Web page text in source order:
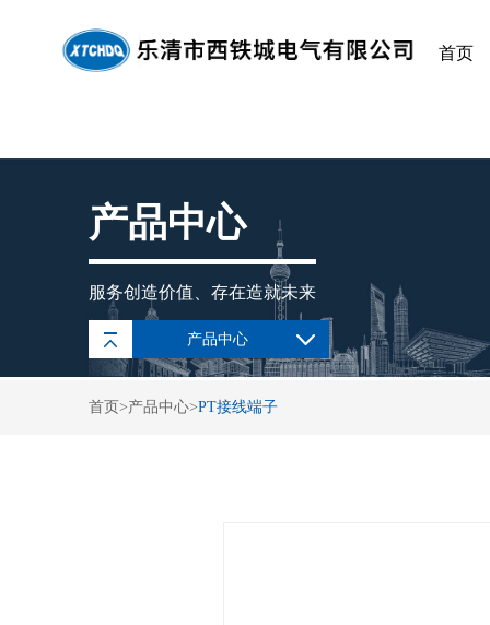
首页
产品中心
服务创造价值、存在造就未来
产品中心
首页 >产品中心>PT接线端子